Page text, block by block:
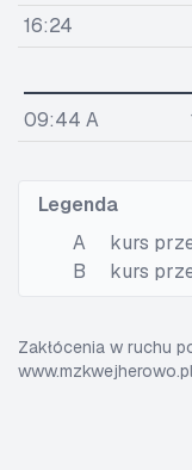
16:24
09:44 A
Legenda
A
kurs
B
kurs
Zakłócenia w ruchu